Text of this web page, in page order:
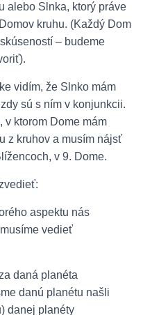
alebo Slnka, ktorý práve
kruhu. (Každý Dom
– budeme
vidím, že Slnko mám
sú s ním v konjunkcii.
v ktorom Dome mám
z kruhov a musím nájsť
v 9. Dome.
aspektu nás
vedieť
daná planéta
danú planétu našli
danej planéty